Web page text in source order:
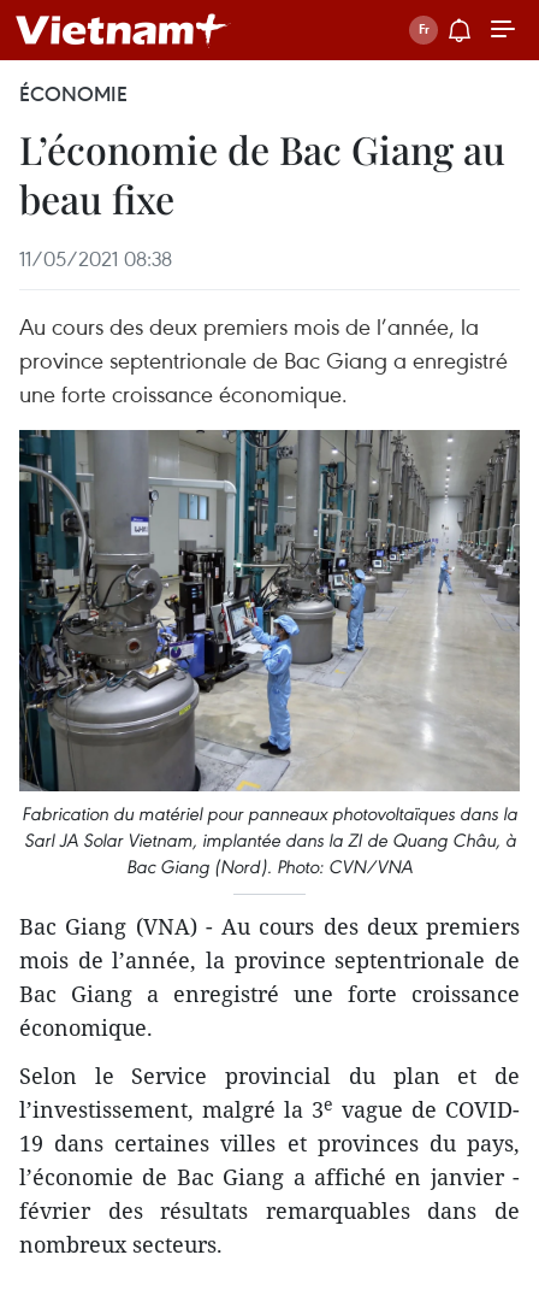
ÉCONOMIE
L’économie de Bac Giang au
beau fixe
11/05/2021 08:38
Au cours des deux premiers mois de l’année, la
province septentrionale de Bac Giang a enregistré
une forte croissance économique.
Fabrication du matériel pour panneaux photovoltaïques dans la
Sarl JA Solar Vietnam, implantée dans la ZI de Quang Châu, à
Bac Giang (Nord). Photo: CVN/VNA
Bac Giang (VNA) - Au cours des deux premiers
mois de l’année, la province septentrionale de
Bac Giang a enregistré une forte croissance
économique.
Selon le Service provincial du plan et de
l’investissement, malgré la 3e vague de COVID-
19 dans certaines villes et provinces du pays,
l’économie de Bac Giang a affiché en janvier -
février des résultats remarquables dans de
nombreux secteurs.